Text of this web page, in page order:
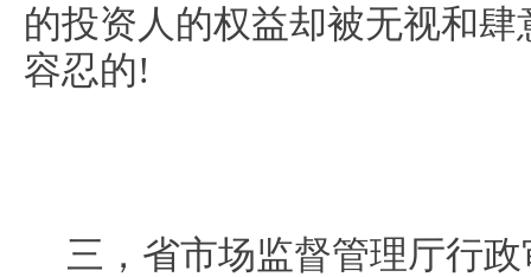
的投资人的权益却被无视和
容忍的!
三，省市场监督管理厅行